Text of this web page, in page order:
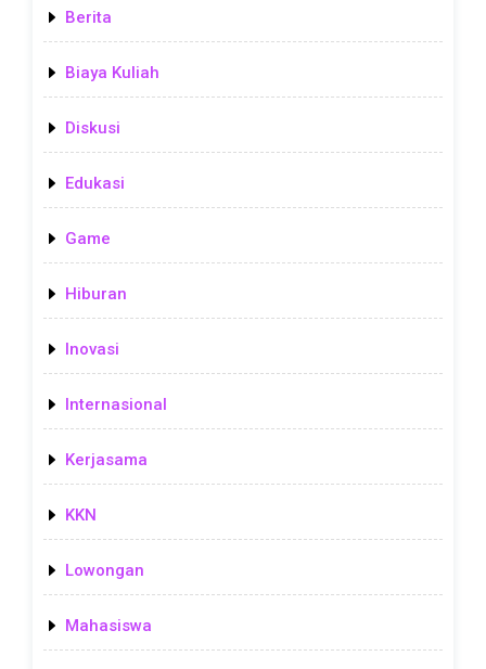
Berita
Biaya Kuliah
Diskusi
Edukasi
Game
Hiburan
Inovasi
Internasional
Kerjasama
KKN
Lowongan
Mahasiswa